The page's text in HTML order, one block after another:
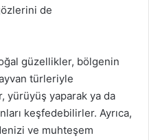
de
güzellikler, bölgenin
türleriyle
yürüyüş yaparak ya da
keşfedebilirler. Ayrıca,
ve muhteşem